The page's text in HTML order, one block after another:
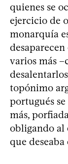
quienes se
ejercicio de
monarquía
varios más
topónimo
portugués
más,
obligando al
que